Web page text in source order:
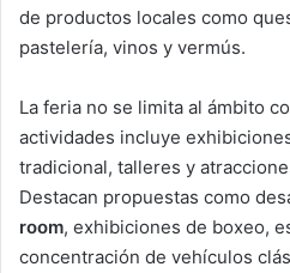
de productos locales como
pastelería, vinos y vermús.
La feria no se limita al ámbito
actividades incluye
tradicional, talleres y
Destacan propuestas como
room, exhibiciones de boxeo,
concentración de vehículos